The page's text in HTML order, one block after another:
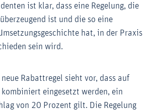
ist klar, dass eine Regelung, die
ist und die so eine
hat, in der Praxis
sein wird.
Rabattregel sieht vor, dass auf
eingesetzt werden, ein
von 20 Prozent gilt. Die Regelung